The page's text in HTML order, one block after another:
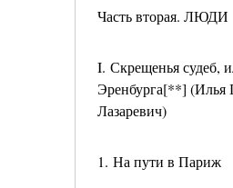
Часть вторая. ЛЮДИ
I. Скрещенья судеб,
Эренбурга[**] (Илья
Лазаревич)
1. На пути в Париж